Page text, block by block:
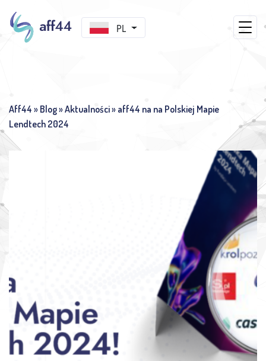
PL
Aff44 » Blog»Aktualności» aff44 na na Polskiej Mapie
Lendtech 2024